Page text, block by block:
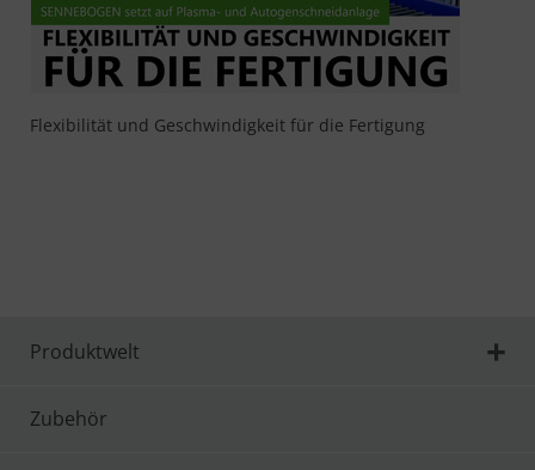
Flexibilität und Geschwindigkeit für die Fertigung
Produktwelt
Zubehör